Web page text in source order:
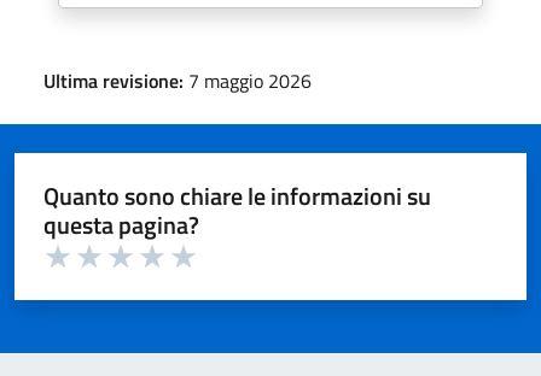
Ultima revisione: 7 maggio 2026
Quanto sono chiare le informazioni su
questa pagina?